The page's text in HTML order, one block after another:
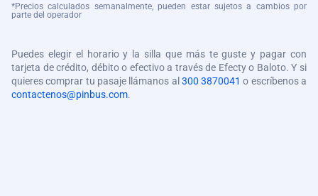
*Precios calculados semanalmente, pueden estar sujetos a cambios por
parte del operador
Puedes elegir el horario y la silla que más te guste y pagar con
tarjeta de crédito, débito o efectivo a través de Efecty o Baloto. Y si
quieres comprar tu pasaje llámanos al 300 3870041 o escríbenos a
contactenos@pinbus.com.